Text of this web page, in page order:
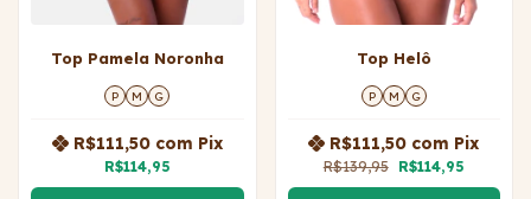
Top Pamela Noronha
P M G
R$114,95
R$111,50 com Pix
Top Helô
P M G
R$139,95 R$114,95
R$111,50 com Pix